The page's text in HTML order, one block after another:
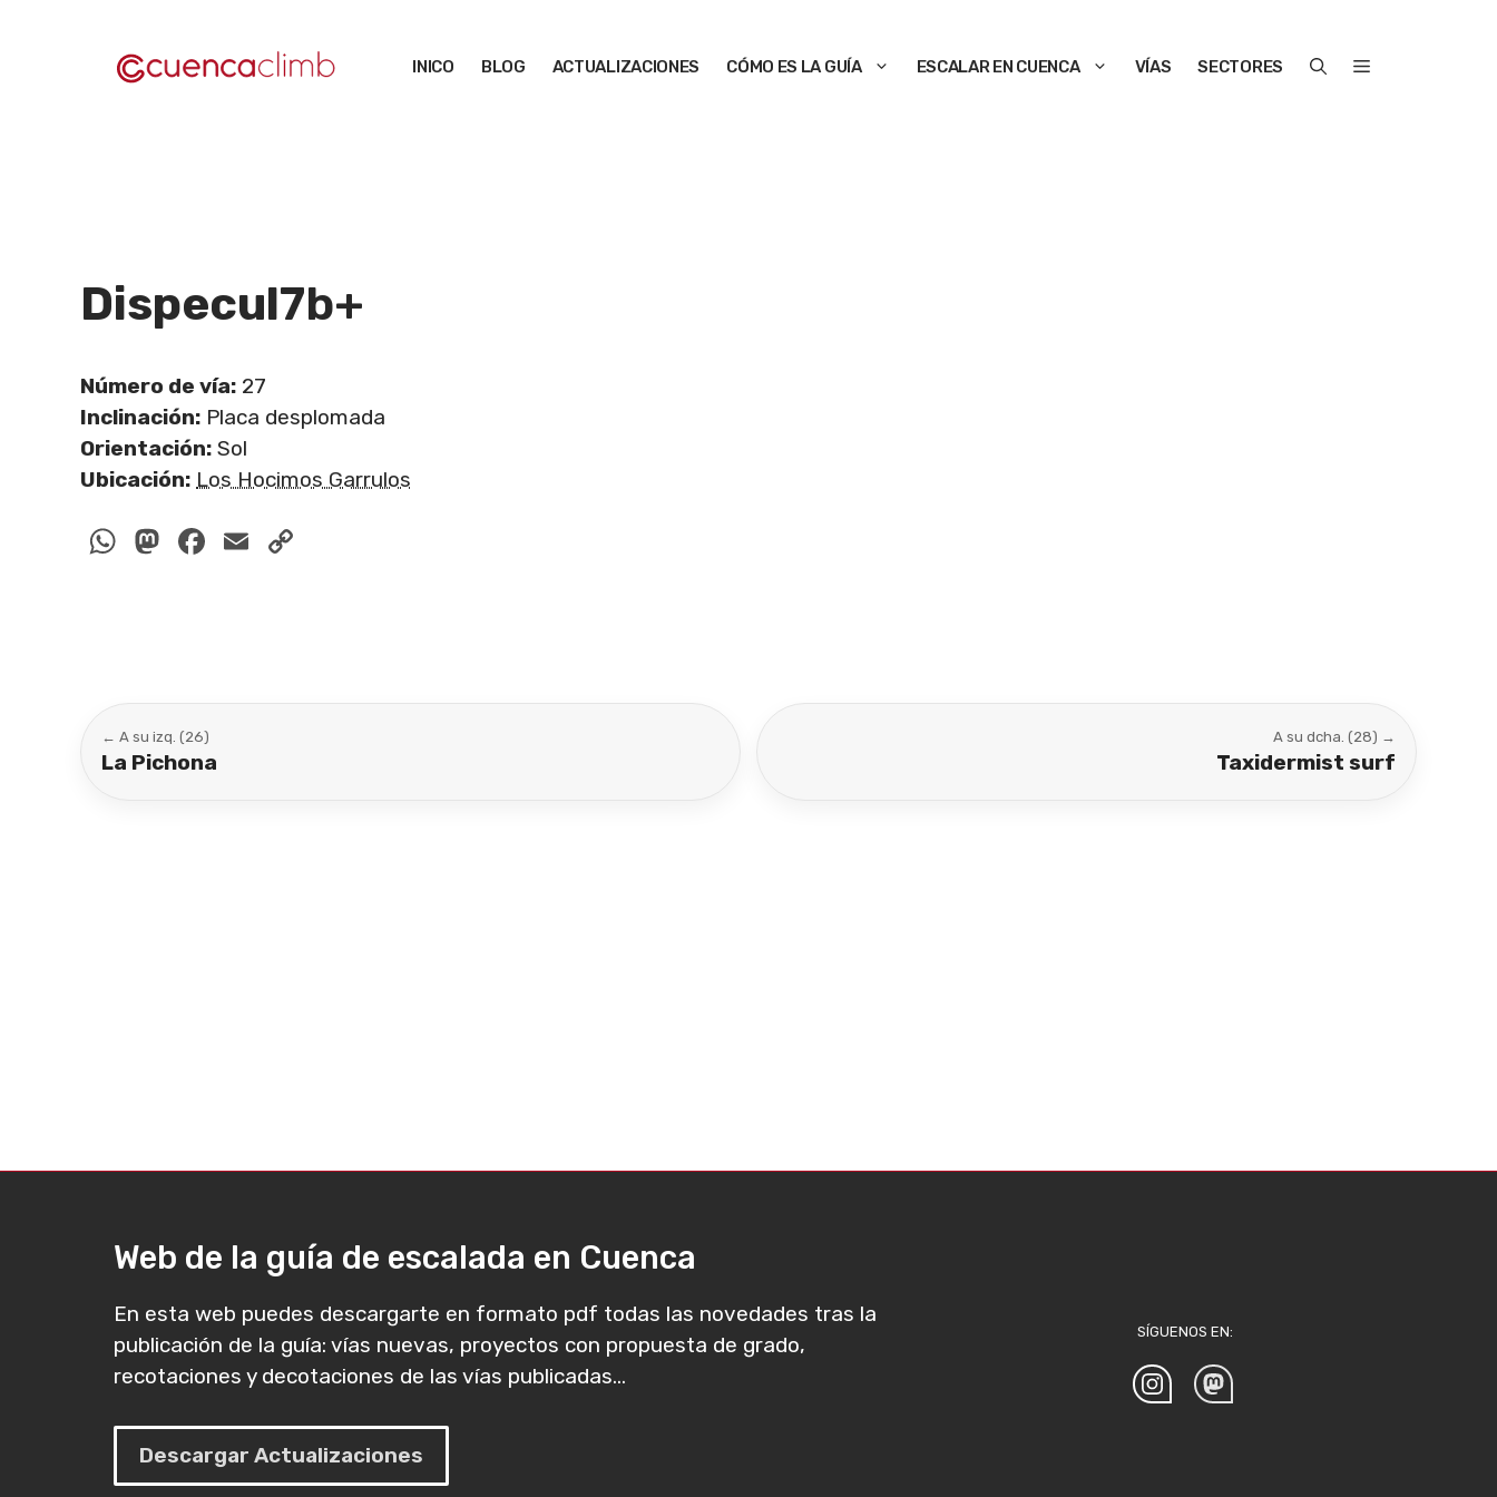
INICO BLOG ACTUALIZACIONES CÓMO ES LA GUÍA ESCALAR EN CUENCA VÍAS SECTORES
Dispecul7b+
Número de vía: 27
Inclinación: Placa desplomada
Orientación: Sol
Ubicación: Los Hocimos Garrulos
WhatsApp
Mastodon
Facebook
Email
← A su izq. (26)
La Pichona
A su dcha. (28) →
Taxidermist surf
Web de la guía de escalada en Cuenca
En esta web puedes descargarte en formato pdf todas las novedades tras la
publicación de la guía: vías nuevas, proyectos con propuesta de grado,
recotaciones y decotaciones de las vías publicadas...
Descargar Actualizaciones
SÍGUENOS EN: